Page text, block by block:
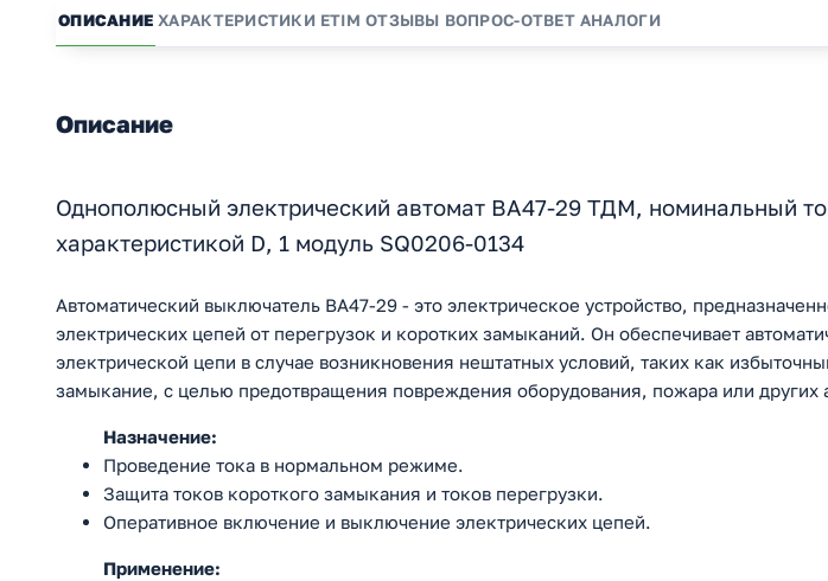
ОПИСАНИЕ ХАРАКТЕРИСТИКИ ETIM ОТЗЫВЫ ВОПРОС-ОТВЕТ АНАЛОГИ
Описание
Однополюсный электрический автомат ВА47-29 ТДМ, номинальный
характеристикой D, 1 модуль SQ0206-0134
Автоматический выключатель ВА47-29 - это электрическое устройство,
электрических цепей от перегрузок и коротких замыканий. Он обеспечивает
электрической цепи в случае возникновения нештатных условий, таких как
замыкание, с целью предотвращения повреждения оборудования, пожара или других
Назначение:
Проведение тока в нормальном режиме.
Защита токов короткого замыкания и токов перегрузки.
Оперативное включение и выключение электрических цепей.
Применение: